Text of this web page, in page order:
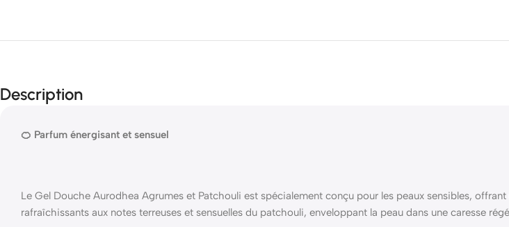
Description
🍊 Parfum énergisant et sensuel
Le Gel Douche Aurodhea Agrumes et Patchouli est spécialement conçu pour les peaux sensibles,
rafraîchissants aux notes terreuses et sensuelles du patchouli, enveloppant la peau dans une caresse